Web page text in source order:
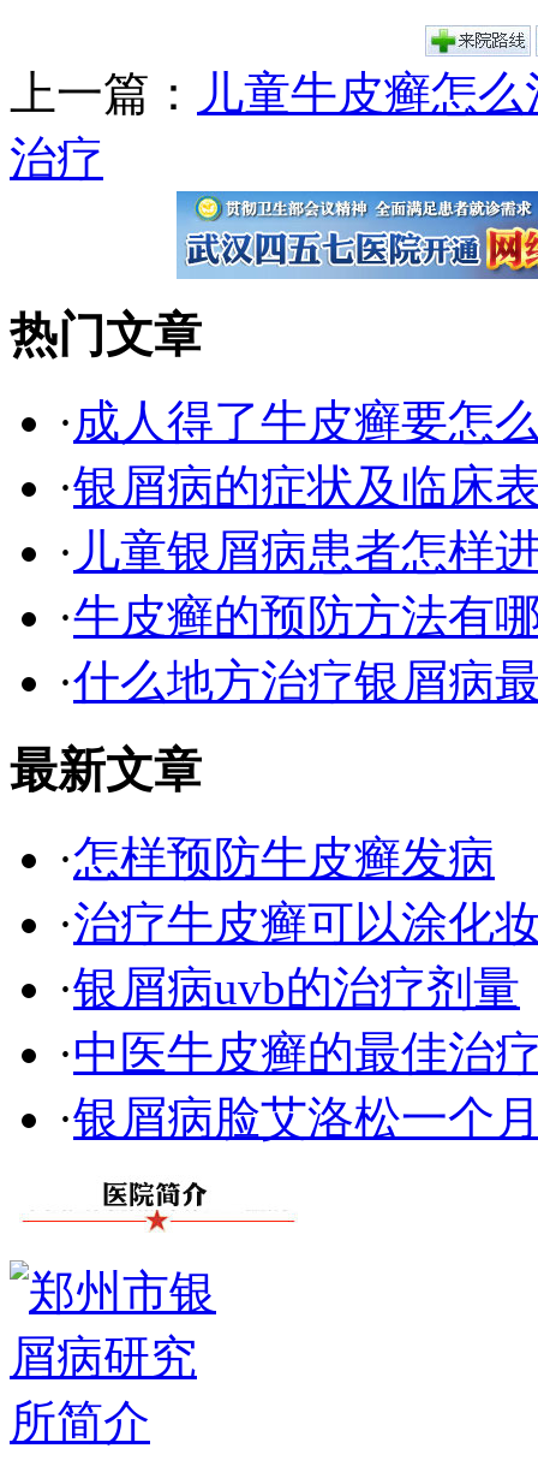
上一篇： 儿童牛皮癣怎
治疗
热门文章
·成人得了牛皮癣要怎
·银屑病的症状及临床
· 儿童银屑病患者怎样
·牛皮癣的预防方法有
·什么地方治疗银屑病
最新文章
·怎样预防牛皮癣发病
·治疗牛皮癣可以涂化
·银屑病uvb的治疗剂量
·中医牛皮癣的最佳治
·银屑病脸艾洛松一个